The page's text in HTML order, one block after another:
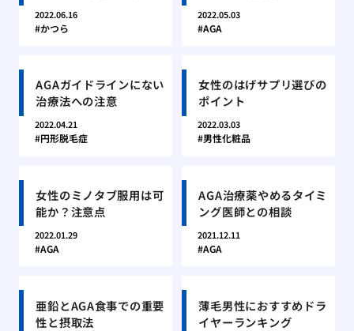
2022.06.16
かつら
2022.05.03
AGA
AGAガイドラインにない
治療法への注意
2022.04.21
円形脱毛症
女性のはげサプリ選びの
ポイント
2022.03.03
男性化粧品
女性のミノタブ服用は可
能か？注意点
2022.01.29
AGA
AGA治療薬やめるタイミ
ング医師との相談
2021.12.11
AGA
亜鉛とAGA食事での重要
性と摂取法
薄毛男性におすすめドラ
イヤーランキング